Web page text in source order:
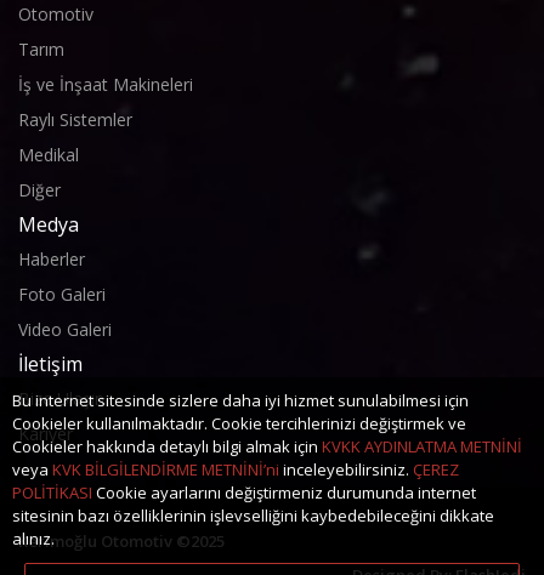
Otomotiv
Tarım
İş ve İnşaat Makineleri
Raylı Sistemler
Medikal
Diğer
Medya
Haberler
Foto Galeri
Video Galeri
İletişim
Bize Ulaşın
Kariyer
Kerimoğlu Otomotiv ©2025
Bu internet sitesinde sizlere daha iyi hizmet sunulabilmesi için
Cookieler kullanılmaktadır. Cookie tercihlerinizi değiştirmek ve
Cookieler hakkında detaylı bilgi almak için KVKK AYDINLATMA METNİNİ
veya KVK BİLGİLENDİRME METNİNİ’ni inceleyebilirsiniz. ÇEREZ
POLİTİKASI Cookie ayarlarını değiştirmeniz durumunda internet
sitesinin bazı özelliklerinin işlevselliğini kaybedebileceğini dikkate
alınız.